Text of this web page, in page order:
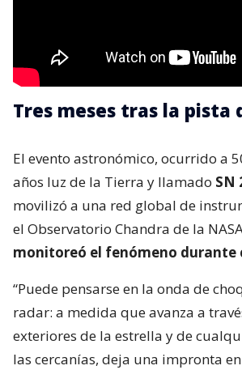
Tres meses tras la pista
El evento astronómico, ocurrido a
años luz de la Tierra y llamado SN
movilizó a una red global de
el Observatorio Chandra de la
monitoreó el fenómeno durante
“Puede pensarse en la onda de
radar: a medida que avanza a
exteriores de la estrella y de
las cercanías, deja una impronta